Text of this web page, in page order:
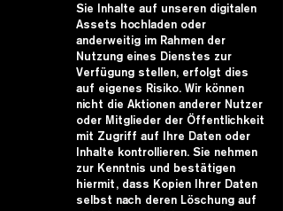
Sie Inhalte auf unseren digitalen
Assets hochladen oder
anderweitig im Rahmen der
Nutzung eines Dienstes zur
Verfügung stellen, erfolgt dies
auf eigenes Risiko. Wir können
nicht die Aktionen anderer Nutzer
oder Mitglieder der Öffentlichkeit
mit Zugriff auf Ihre Daten oder
Inhalte kontrollieren. Sie nehmen
zur Kenntnis und bestätigen
hiermit, dass Kopien Ihrer Daten
selbst nach deren Löschung auf